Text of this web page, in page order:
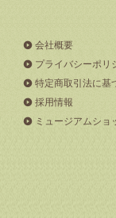
会社概要
プライバシーポリ
特定商取引法に基
採用情報
ミュージアムショ